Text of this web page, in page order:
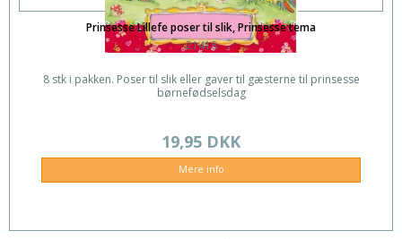
Prinsesse Lillefe poser til slik, Prinsesse tema
21418
8 stk i pakken. Poser til slik eller gaver til gæsterne til prinsesse
børnefødselsdag
19,95 DKK
Mere info